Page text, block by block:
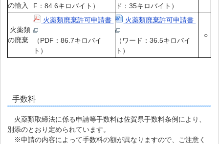
の輸入
F：84.6キロバイト）
ド：35キロバイト）
火薬類
の廃棄
火薬類廃棄許可申請書
（PDF：86.7キロバイ
ト）
火薬類廃棄許可申請書
（ワード：36.5キロバイ
ト）
○
手数料
火薬類取締法に係る申請等手数料は佐賀県手数料条例により、
別添のとおり定められています。
※申請の内容によって手数料の額が異なりますので、ご注意く